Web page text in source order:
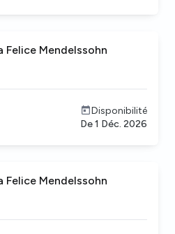
Felice Mendelssohn
Disponibilité
De1 Déc. 2026
Felice Mendelssohn